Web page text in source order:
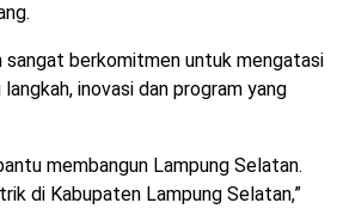
sangat berkomitmen untuk mengatasi
inovasi dan program yang
membangun Lampung Selatan.
di Kabupaten Lampung Selatan,”